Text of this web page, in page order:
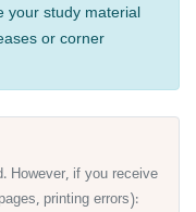
your study material
or corner
However, if you receive
printing errors):